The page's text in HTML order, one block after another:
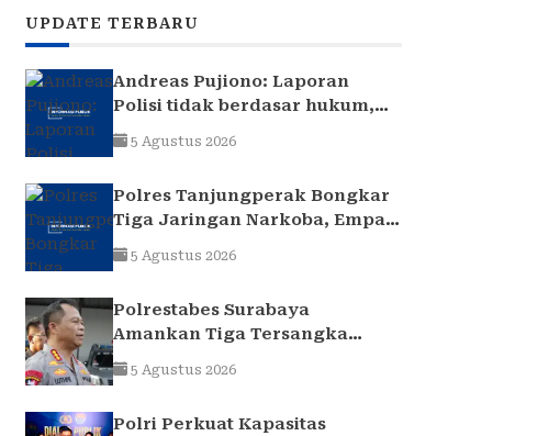
UPDATE TERBARU
Andreas Pujiono: Laporan
Polisi tidak berdasar hukum,
uang yang ditransfer ke
rekening realitanya tidak
5 Agustus 2026
Polres Tanjungperak Bongkar
Tiga Jaringan Narkoba, Empat
Tersangka Pengedar
Diamankan
5 Agustus 2026
Polrestabes Surabaya
Amankan Tiga Tersangka
Serobot Ruko di Ngagel
5 Agustus 2026
Polri Perkuat Kapasitas